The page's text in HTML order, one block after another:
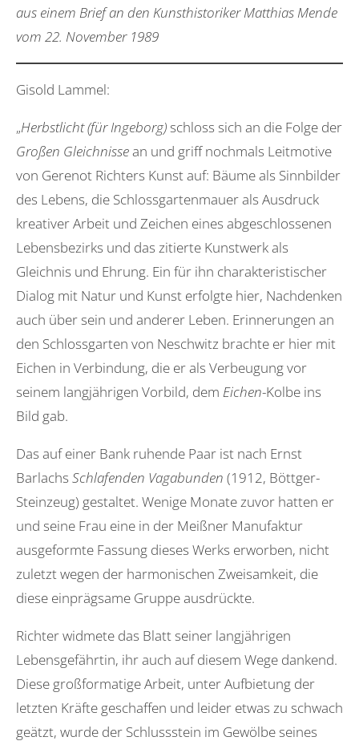
aus einem Brief an den Kunsthistoriker Matthias Mende
vom 22. November 1989
Gisold Lammel:
„Herbstlicht (für Ingeborg) schloss sich an die Folge der
Großen Gleichnissean und griff nochmals Leitmotive
von Gerenot Richters Kunst auf: Bäume als Sinnbilder
des Lebens, die Schlossgartenmauer als Ausdruck
kreativer Arbeit und Zeichen eines abgeschlossenen
Lebensbezirks und das zitierte Kunstwerk als
Gleichnis und Ehrung. Ein für ihn charakteristischer
Dialog mit Natur und Kunst erfolgte hier, Nachdenken
auch über sein und anderer Leben. Erinnerungen an
den Schlossgarten von Neschwitz brachte er hier mit
Eichen in Verbindung, die er als Verbeugung vor
seinem langjährigen Vorbild, dem Eichen-Kolbe ins
Bild gab.
Das auf einer Bank ruhende Paar ist nach Ernst
Barlachs Schlafenden Vagabunden (1912, Böttger-
Steinzeug) gestaltet. Wenige Monate zuvor hatten er
und seine Frau eine in der Meißner Manufaktur
ausgeformte Fassung dieses Werks erworben, nicht
zuletzt wegen der harmonischen Zweisamkeit, die
diese einprägsame Gruppe ausdrückte.
Richter widmete das Blatt seiner langjährigen
Lebensgefährtin, ihr auch auf diesem Wege dankend.
Diese großformatige Arbeit, unter Aufbietung der
letzten Kräfte geschaffen und leider etwas zu schwach
geätzt, wurde der Schlussstein im Gewölbe seines